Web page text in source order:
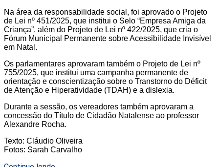
Na área da responsabilidade social, foi aprovado o Projeto
de Lei nº 451/2025, que institui o Selo “Empresa Amiga da
Criança”, além do Projeto de Lei nº 422/2025, que cria o
Fórum Municipal Permanente sobre Acessibilidade Invisível
em Natal.
Os parlamentares aprovaram também o Projeto de Lei nº
755/2025, que institui uma campanha permanente de
orientação e conscientização sobre o Transtorno do Déficit
de Atenção e Hiperatividade (TDAH) e a dislexia.
Durante a sessão, os vereadores também aprovaram a
concessão do Título de Cidadão Natalense ao professor
Alexandre Rocha.
Texto: Cláudio Oliveira
Fotos: Sarah Carvalho